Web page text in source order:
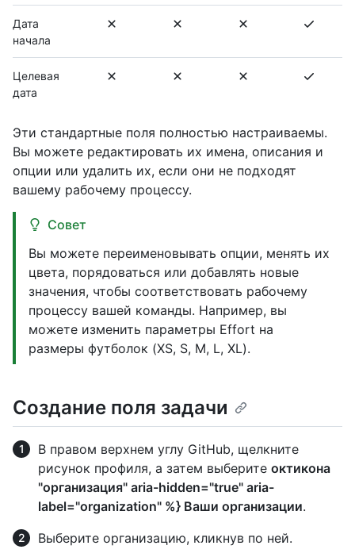
Дата
начала
Целевая
дата
Эти стандартные поля полностью настраиваемы.
Вы можете редактировать их имена, описания и
опции или удалить их, если они не подходят
вашему рабочему процессу.
Совет
Вы можете переименовывать опции, менять их
цвета, порядоваться или добавлять новые
значения, чтобы соответствовать рабочему
процессу вашей команды. Например, вы
можете изменить параметры Effort на
размеры футболок (XS, S, M, L, XL).
Создание поля задачи
В правом верхнем углу GitHub, щелкните
рисунок профиля, а затем выберите октикона
"организация" aria-hidden="true" aria-
label="organization" %} Ваши организации.
Выберите организацию, кликнув по ней.